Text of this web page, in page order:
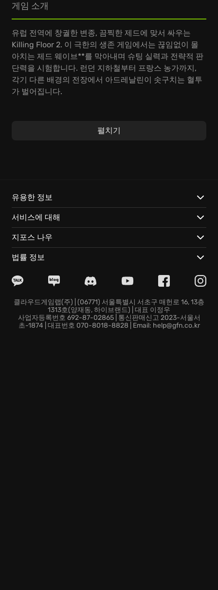
게임 소개
유럽 전역에 창궐한 변종, 끔찍한 제드에 맞서 싸우는
Killing Floor 2. 이 극한의 생존 게임에서는 끊임없이 몰
아치는 제드 웨이브**를 막아내며 슈팅 실력과 전략적 판
단력을 시험합니다. 런던 지하철부터 프랑스 농가까지,
각기 다른 배경의 전장에서 아드레날린이 솟구치는 혈투
가 벌어집니다.
제드 무리를 시원하게 쓸어버리세요. 당신의 스타일에 맞
하는 협동 플레이**의 재미를 만끽하세요.
Killing Floor 2의 특징:
개성 넘치는 14개의 퍽(Perk): 각 퍽은 고유한 스킬과 보
너스를 제공하여 다채로운 플레이를 지원합니다.
효과는 몰입감을 더합니다.
제드 타임을 전략적으로 활용하여 위기를 극복하세요.
지금 바로 Killing Floor 2에 뛰어들어 당신의 한계를 시험
하고, 궁극의 제드 학살자가 되어 전설을 써내려 가십시
펼치기
유용한 정보
서비스에 대해
지포스 나우
법률 정보
클라우드게임랩(주) | (06771) 서울특별시 서초구 매헌로 16, 13층
1313호(양재동, 하이브랜드) | 대표 이정우
사업자등록번호 692-87-02865 | 통신판매신고 2023-서울서
초-1874 | 대표번호 070-8018-8828 | Email: help@gfn.co.kr